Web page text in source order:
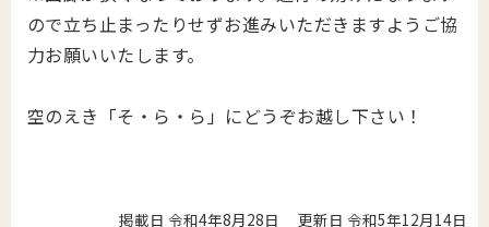
ので立ち止まったりせずお進みいただきますようご協
力お願いいたします。
空のえき「そ・ら・ら」にどうぞお越し下さい！
掲載日 令和4年8月28日 更新日 令和5年12月14日